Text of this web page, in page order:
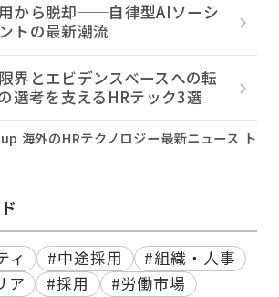
用から脱却──自律型AIソーシ
トの最新潮流
界とエビデンスベースへの転
考を支えるHRテック3選
海外のHRテクノロジー最新ニュース ト
ィ #中途採用
#組織・人事
ア #採用
#労働市場